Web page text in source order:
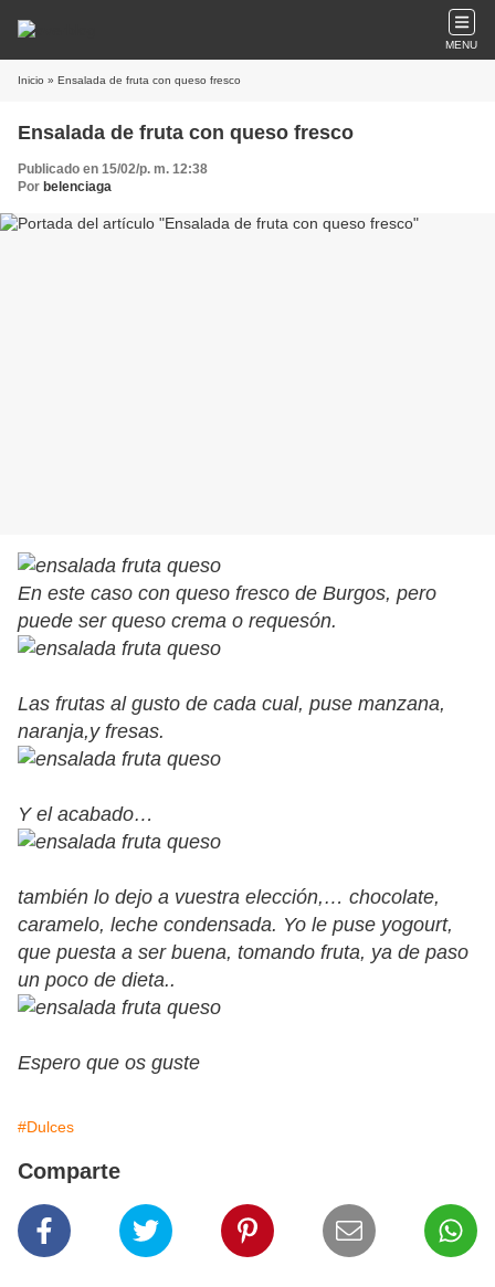
MENU
Inicio » Ensalada de fruta con queso fresco
Ensalada de fruta con queso fresco
Publicado en 15/02/p. m. 12:38
Por belenciaga
En este caso con queso fresco de Burgos, pero
puede ser queso crema o requesón.
Las frutas al gusto de cada cual, puse manzana,
naranja,y fresas.
Y el acabado…
también lo dejo a vuestra elección,… chocolate,
caramelo, leche condensada. Yo le puse yogourt,
que puesta a ser buena, tomando fruta, ya de paso
un poco de dieta..
Espero que os guste
#Dulces
Comparte